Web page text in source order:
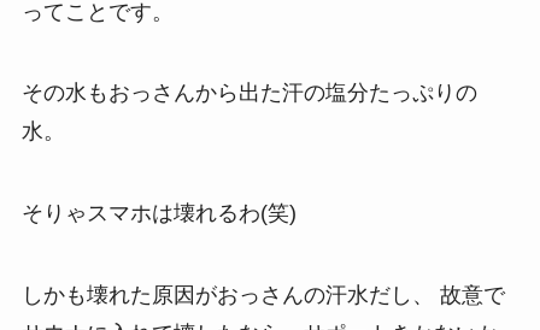
ってことです。
その水もおっさんから出た汗の塩分たっぷりの
水。
そりゃスマホは壊れるわ(笑)
しかも壊れた原因がおっさんの汗水だし、 故意で